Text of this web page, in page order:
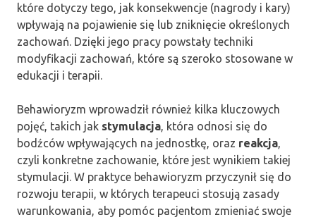
które dotyczy tego, jak konsekwencje (nagrody i kary)
wpływają na pojawienie się lub zniknięcie określonych
zachowań. Dzięki jego pracy powstały techniki
modyfikacji zachowań, które są szeroko stosowane w
edukacji i terapii.
Behawioryzm wprowadził również kilka kluczowych
pojęć, takich jak stymulacja, która odnosi się do
bodźców wpływających na jednostkę, oraz reakcja,
czyli konkretne zachowanie, które jest wynikiem takiej
stymulacji. W praktyce behawioryzm przyczynił się do
rozwoju terapii, w których terapeuci stosują zasady
warunkowania, aby pomóc pacjentom zmieniać swoje